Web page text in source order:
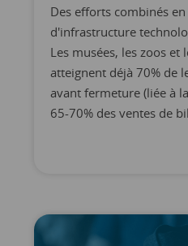
Des efforts combinés
d'infrastructure
Les musées, les zoos et
atteignent déjà 70% de
avant fermeture (liée à
65-70% des ventes de